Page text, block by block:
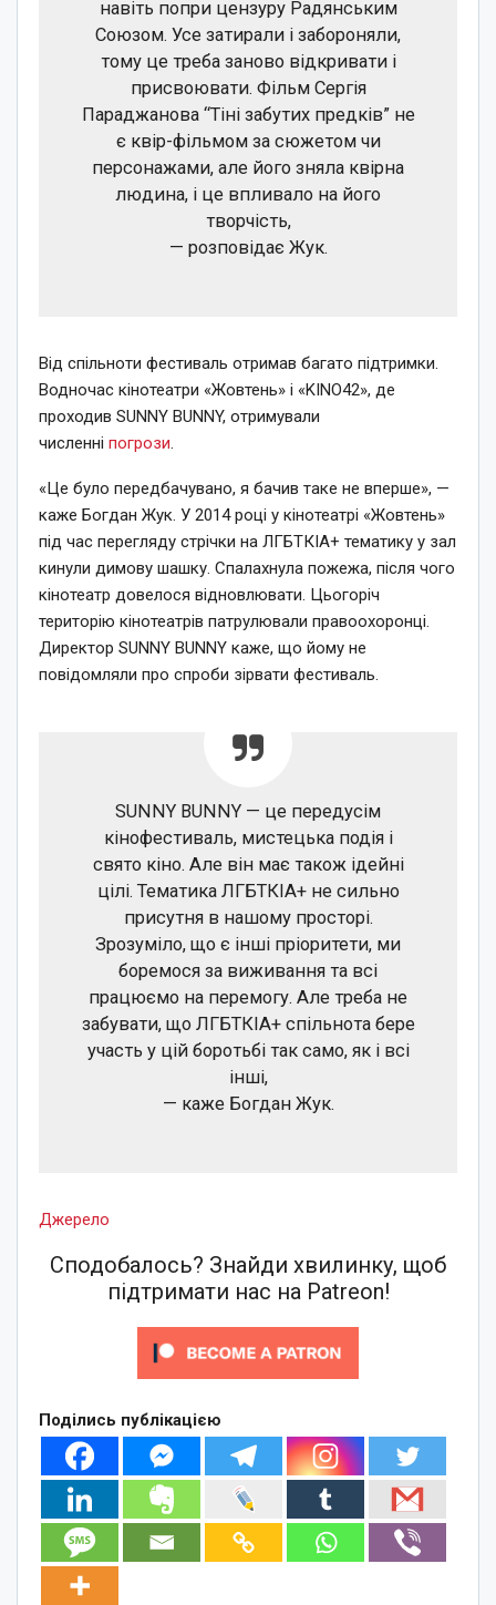
навіть попри цензуру Радянським
Союзом. Усе затирали і забороняли,
тому це треба заново відкривати і
присвоювати. Фільм Сергія
Параджанова “Тіні забутих предків” не
є квір-фільмом за сюжетом чи
персонажами, але його зняла квірна
людина, і це впливало на його
творчість,
— розповідає Жук.
Від спільноти фестиваль отримав багато підтримки.
Водночас кінотеатри «Жовтень» і «KINO42», де
проходив SUNNY BUNNY, отримували
численні погрози
«Це було передбачувано, я бачив таке не вперше», —
каже Богдан Жук. У 2014 році у кінотеатрі «Жовтень»
під час перегляду стрічки на ЛГБТКІА+ тематику у зал
кинули димову шашку. Спалахнула пожежа, після чого
кінотеатр довелося відновлювати. Цьогоріч
територію кінотеатрів патрулювали правоохоронці.
Директор SUNNY BUNNY каже, що йому не
повідомляли про спроби зірвати фестиваль.
SUNNY BUNNY — це передусім
кінофестиваль, мистецька подія і
свято кіно. Але він має також ідейні
цілі. Тематика ЛГБТКІА+ не сильно
присутня в нашому просторі.
Зрозуміло, що є інші пріоритети, ми
боремося за виживання та всі
працюємо на перемогу. Але треба не
забувати, що ЛГБТКІА+ спільнота бере
участь у цій боротьбі так само, як і всі
інші,
— каже Богдан Жук.
Джерело
Сподобалось? Знайди хвилинку, щоб
підтримати нас на Patreon!
Поділись публікацією